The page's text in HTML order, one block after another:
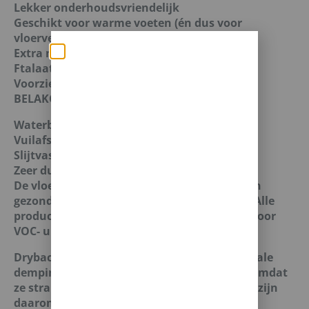
Lekker onderhoudsvriendelijk
Geschikt voor warme voeten (én dus voor
vloerverwarming)
Extra matte toplaag. Dat is dus top!
Ftalaat-vrij
Voorzien van -10DB ondervloer
BELAKOS PVC-WEETJES.
Waterbestendig
Vuilafstotend
Slijtvast
Zeer duurzaam
De vloeren voldoen aan de strenge milieu- en
gezondheidsnormen van de Europese Unie: Alle
producten hebben het A+ label en E1-norm voor
VOC- uitstoot.
Dryback PVC vloeren zorgen voor een minimale
demping van contactgeluiden en dat komt omdat
ze strak op de basisvloer gelijmd worden. Ze zijn
daarom niet geschikt voor gebruik in